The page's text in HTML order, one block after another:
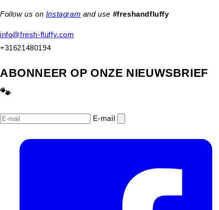
Follow us on Instagram and use #freshandfluffy
info@fresh-fluffy.com
+31621480194
ABONNEER OP ONZE NIEUWSBRIEF
🐾
E‑mail